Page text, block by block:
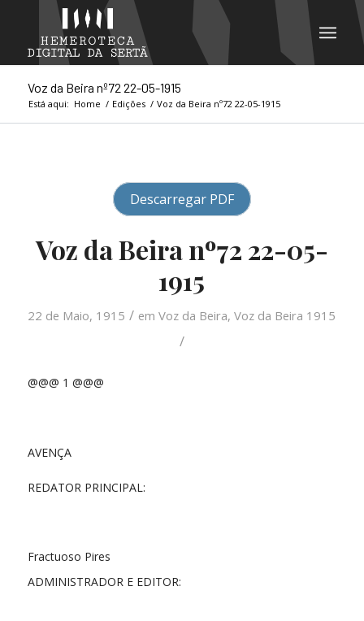
Voz da Beira nº72 22-05-1915
Está aqui: Home / Edições / Voz da Beira nº72 22-05-1915
Descarregar PDF
Voz da Beira nº72 22-05-
1915
22 de Maio, 1915 / emVoz da Beira,Voz da Beira 1915
/
@@@ 1 @@@
AVENÇA
REDATOR PRINCIPAL:
Fractuoso Pires
ADMINISTRADOR E EDITOR: